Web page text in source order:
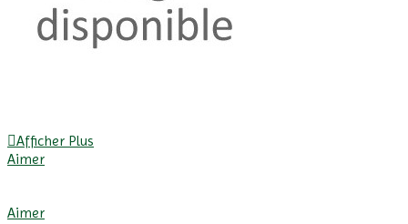
Afficher Plus
Aimer
Aimer